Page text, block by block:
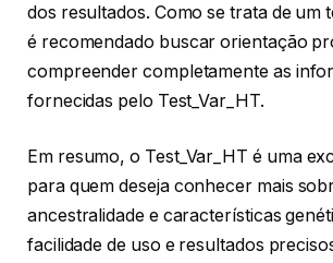
dos resultados. Como se trata de um
é recomendado buscar orientação
compreender completamente as
fornecidas pelo Test_Var_HT.
Em resumo, o Test_Var_HT é uma
para quem deseja conhecer mais
ancestralidade e características
facilidade de uso e resultados